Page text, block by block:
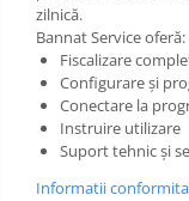
zilnică.
Bannat Service oferă:
Fiscalizare
Configurare și
Conectare la
Instruire utilizare
Suport tehnic și
Informatii